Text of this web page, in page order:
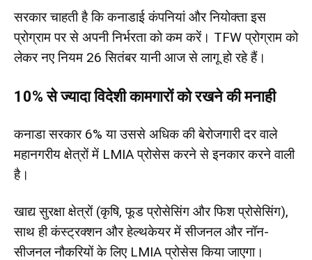
सरकार चाहती है कि कनाडाई कंपनियां और नियोक्ता इस
प्रोग्राम पर से अपनी निर्भरता को कम करें। TFW प्रोग्राम को
लेकर नए नियम 26 सितंबर यानी आज से लागू हो रहे हैं।
10% से ज्यादा विदेशी कामगारों को रखने की मनाही
कनाडा सरकार 6% या उससे अधिक की बेरोजगारी दर वाले
महानगरीय क्षेत्रों में LMIA प्रोसेस करने से इनकार करने वाली
है।
खाद्य सुरक्षा क्षेत्रों (कृषि, फूड प्रोसेसिंग और फिश प्रोसेसिंग),
साथ ही कंस्ट्रक्शन और हेल्थकेयर में सीजनल और नॉन-
सीजनल नौकरियों के लिए LMIA प्रोसेस किया जाएगा।